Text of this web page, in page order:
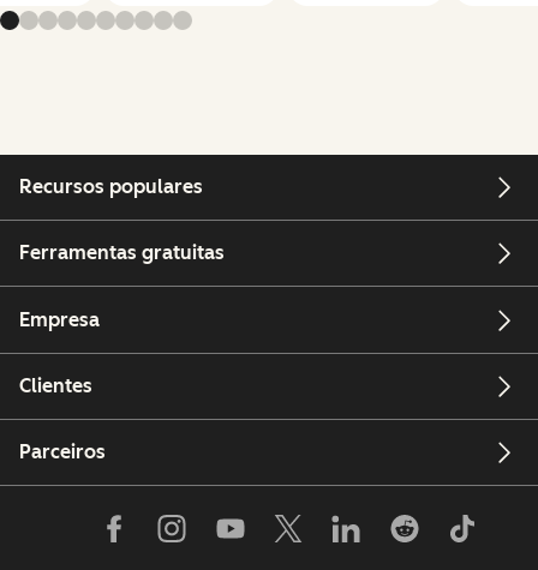
Recursos populares
Ferramentas gratuitas
Empresa
Clientes
Parceiros